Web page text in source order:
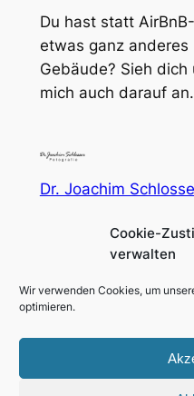
Cookie-
verwalten
Wir verwenden Cookies, um
optimieren.
Du hast statt
etwas ganz anderes
Gebäude? Sieh
mich auch darauf an.
Dr. Joachim
Fotografie für Menschen
Impressum
Datenschutzerklärung